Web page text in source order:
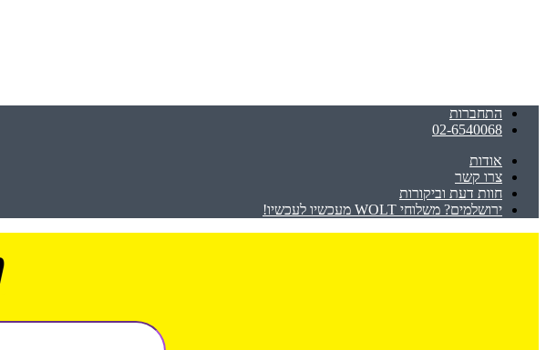
התחברות
02-6540068
אודות
צרו קשר
חוות דעת וביקורות
ירושלמים? משלוחי WOLT מעכשיו לעכשיו!